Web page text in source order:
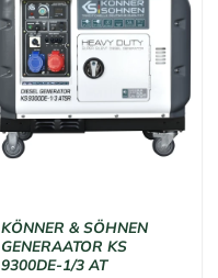
KÖNNER & SÖHNEN
GENERAATOR KS
9300DE-1/3 AT